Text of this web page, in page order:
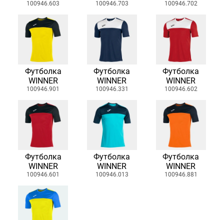
100946.603 100946.703 100946.702
Футболка
WINNER
100946.901
Футболка
WINNER
100946.331
Футболка
WINNER
100946.602
Футболка
WINNER
100946.601
Футболка
WINNER
100946.013
Футболка
WINNER
100946.881